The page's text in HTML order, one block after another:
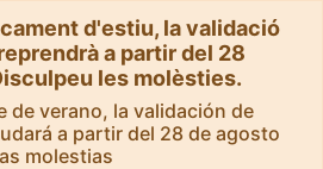
d'estiu, la validació
a partir del 28
les molèsties.
de verano, la validación de
a partir del 28 de agosto
molestias